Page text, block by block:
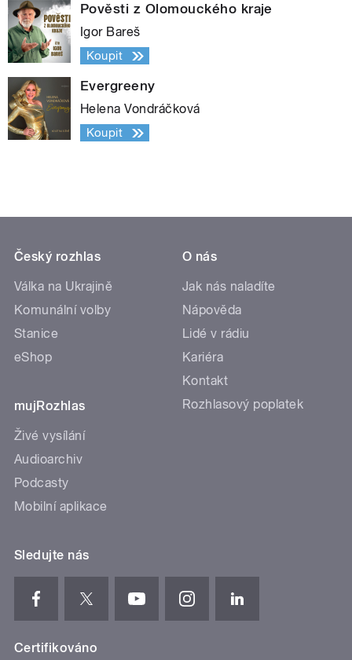
Pověsti z Olomouckého kraje
Igor Bareš
Koupit
Evergreeny
Helena Vondráčková
Koupit
Český rozhlas
Válka na Ukrajině
Komunální volby
Stanice
eShop
mujRozhlas
Živé vysílání
Audioarchiv
Podcasty
Mobilní aplikace
O nás
Jak nás naladíte
Nápověda
Lidé v rádiu
Kariéra
Kontakt
Rozhlasový poplatek
Sledujte nás
Certifikováno